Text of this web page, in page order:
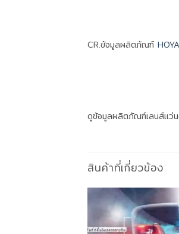
CR.ข้อมูลผลิตภัณฑ์ HOYA
ดูข้อมูลผลิตภัณฑ์เลนส์แว่
สินค้าที่เกี่ยวข้อง